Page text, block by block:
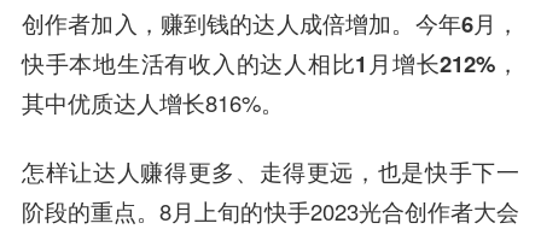
创作者加入，赚到钱的达人成倍增加。 今年6月，
快手本地生活有收入的达人相比1月增长212%，
其中优质达人增长816%。
怎样让达人赚得更多、走得更远，也是快手下一
阶段的重点。8月上旬的快手2023光合创作者大会